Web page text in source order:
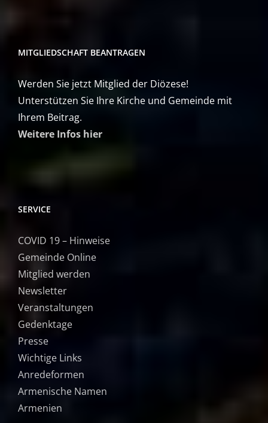
MITGLIEDSCHAFT BEANTRAGEN
Werden Sie jetzt Mitglied der Diözese!
Unterstützen Sie Ihre Kirche und Gemeinde mit
Ihrem Beitrag.
Weitere Infos hier
SERVICE
COVID 19 – Hinweise
Gemeinde Online
Mitglied werden
Newsletter
Veranstaltungen
Gedenktage
Presse
Wichtige Links
Anredeformen
Armenische Namen
Armenien